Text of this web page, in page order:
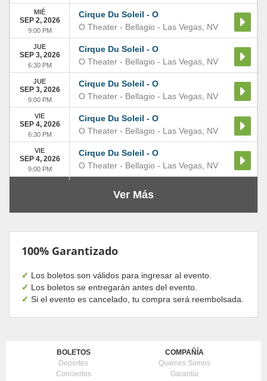
Cirque Du Soleil - O
O Theater - Bellagio - Las Vegas NV
MIÉ
SEP 2, 2026
9:00 PM
Cirque Du Soleil - O
O Theater - Bellagio - Las Vegas NV
JUE
SEP 3, 2026
6:30 PM
Cirque Du Soleil - O
O Theater - Bellagio - Las Vegas NV
JUE
SEP 3, 2026
9:00 PM
Cirque Du Soleil - O
O Theater - Bellagio - Las Vegas NV
VIE
SEP 4, 2026
6:30 PM
Cirque Du Soleil - O
O Theater - Bellagio - Las Vegas NV
VIE
SEP 4, 2026
9:00 PM
Ver Más
100% Garantizado
✓ Los boletos son válidos para ingresar al evento.
✓ Los boletos se entregarán antes del evento.
✓ Si el evento es cancelado, tu compra será reembolsada.
BOLETOS
Deportes
Conciertos
COMPAÑÍA
Quienes Somos
Garantía